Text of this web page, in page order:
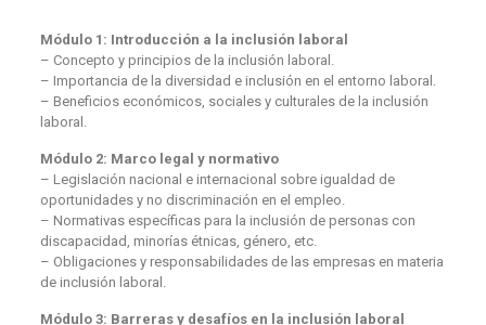
Módulo 1: Introducción a la inclusión laboral
– Concepto y principios de la inclusión laboral.
– Importancia de la diversidad e inclusión en el entorno laboral.
– Beneficios económicos, sociales y culturales de la inclusión
laboral.
Módulo 2: Marco legal y normativo
– Legislación nacional e internacional sobre igualdad de
oportunidades y no discriminación en el empleo.
– Normativas específicas para la inclusión de personas con
discapacidad, minorías étnicas, género, etc.
– Obligaciones y responsabilidades de las empresas en materia
de inclusión laboral.
Módulo 3: Barreras y desafíos en la inclusión laboral